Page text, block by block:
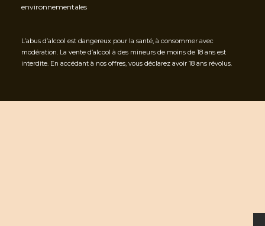
environnementales
L’abus d’alcool est dangereux pour la santé, à consommer avec
modération. La vente d’alcool à des mineurs de moins de 18 ans est
interdite. En accédant à nos offres, vous déclarez avoir 18 ans révolus.